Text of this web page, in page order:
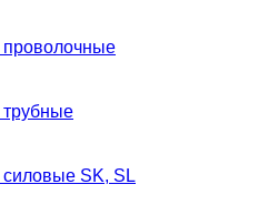
SK, SL